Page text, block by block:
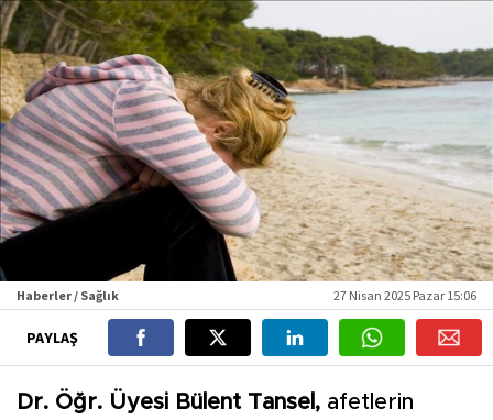
Haberler / Sağlık 27 Nisan 2025 Pazar 15:06
PAYLAŞ
Dr. Öğr. Üyesi Bülent Tansel, afetlerin